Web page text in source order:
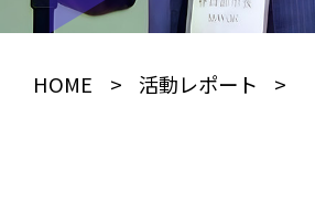
HOME > 活動レポート >